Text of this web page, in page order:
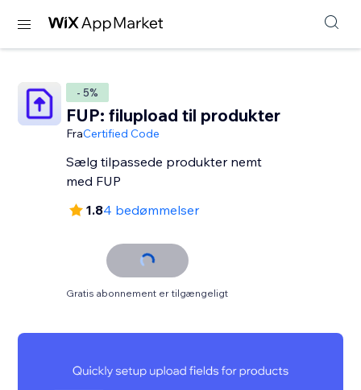
- 5%
FUP: filupload til produkter
FraCertified Code
Sælg tilpassede produkter nemt
med FUP
1.84 bedømmelser
Gratis abonnement er tilgængeligt